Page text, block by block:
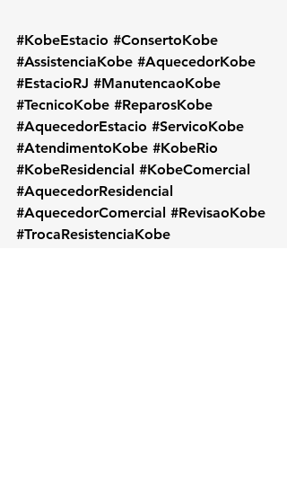
#KobeEstacio #ConsertoKobe
#AssistenciaKobe #AquecedorKobe
#EstacioRJ #ManutencaoKobe
#TecnicoKobe #ReparosKobe
#AquecedorEstacio #ServicoKobe
#AtendimentoKobe #KobeRio
#KobeResidencial #KobeComercial
#AquecedorResidencial
#AquecedorComercial #RevisaoKobe
#TrocaResistenciaKobe